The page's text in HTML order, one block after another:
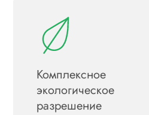
Комплексное
экологическое
разрешение